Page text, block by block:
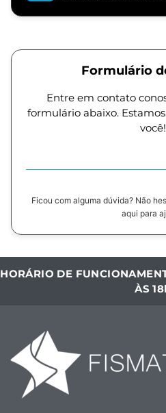
Formulário
Entre em contato
formulário abaixo.
você!
Ficou com alguma dúvida? Não
aqui para
HORÁRIO DE
ÀS